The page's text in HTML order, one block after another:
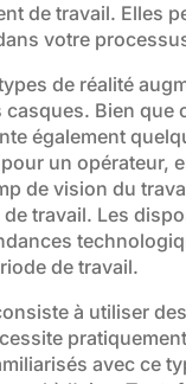
de travail. Elles
votre
de réalité
casques. Bien
également
un opérateur,
de vision du
travail. Les
de travail.
à utiliser
avec ce